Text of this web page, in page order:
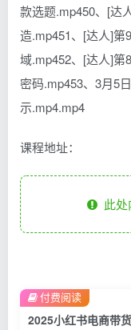
款选题.mp450、[达
造.mp451、[达人]第
域.mp452、[达人]第
密码.mp453、3月5
示.mp4.mp4
课程地址：
此处
付费阅读